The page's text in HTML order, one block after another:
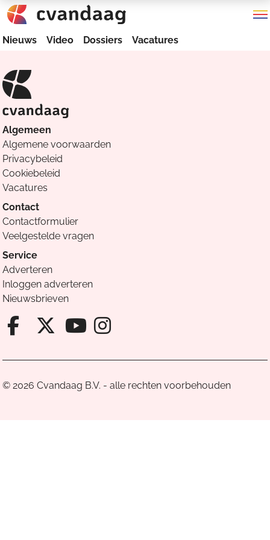
Nieuws Video Dossiers Vacatures
Algemeen
Algemene voorwaarden
Privacybeleid
Cookiebeleid
Vacatures
Contact
Contactformulier
Veelgestelde vragen
Service
Adverteren
Inloggen adverteren
Nieuwsbrieven
Facebook van Cvandaag
X van Cvandaag
Instagram van
© 2026 Cvandaag B.V. - alle rechten voorbehouden